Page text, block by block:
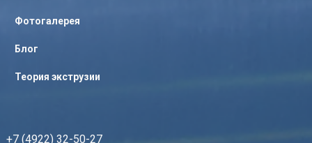
Фотогалерея
Блог
Теория экструзии
+7 (4922) 32-50-27